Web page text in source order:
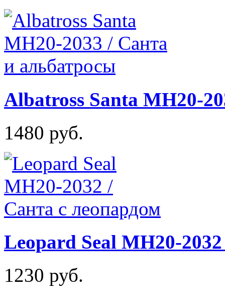
Albatross Santa MH20-
1480 руб.
Leopard Seal MH20-
1230 руб.